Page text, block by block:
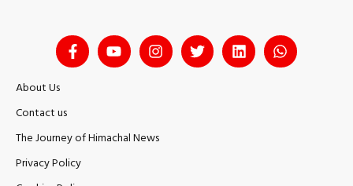
About Us
Contact us
The Journey of Himachal News
Privacy Policy